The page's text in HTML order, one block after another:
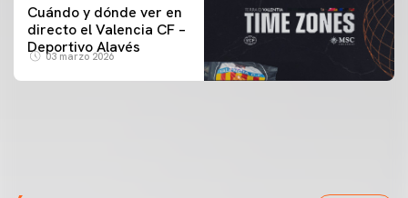
Cuándo y dónde ver en
directo el Valencia CF –
Deportivo Alavés
03 marzo 2026